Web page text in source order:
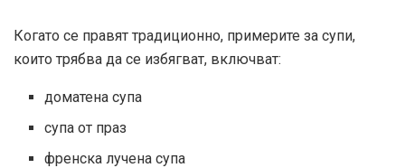
Когато се правят традиционно, примерите за супи,
които трябва да се избягват, включват:
доматена супа
супа от праз
френска лучена супа